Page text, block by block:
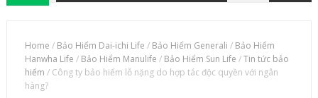
Home / Bảo Hiểm Dai-ichi Life / Bảo Hiểm Generali / Bảo Hiểm
Hanwha Life / Bảo Hiểm Manulife / Bảo Hiểm Sun Life /Tin tức bảo
hiểm / Công ty bảo hiểm lỗ nặng do hợp tác độc quyền với ngân
hàng?